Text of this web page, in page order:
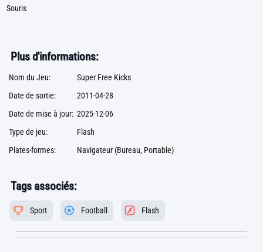
Souris
Plus d'informations:
Nom du Jeu:
Super Free Kicks
Date de sortie:
2011-04-28
Date de mise à jour: 2025-12-06
Type de jeu:
Flash
Plates-formes:
Navigateur (Bureau, Portable)
Tags associés:
Sport Football Flash